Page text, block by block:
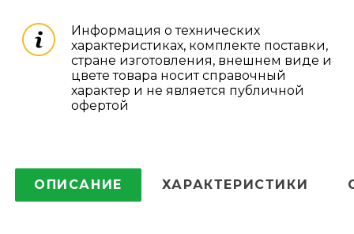
Информация о технических
характеристиках, комплекте поставки,
стране изготовления, внешнем виде и
цвете товара носит справочный
характер и не является публичной
офертой
ОПИСАНИЕ ХАРАКТЕРИСТИКИ